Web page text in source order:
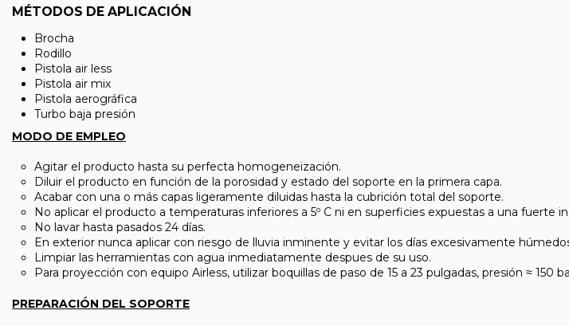
MÉTODOS DE APLICACIÓN
Brocha
Rodillo
Pistola air less
Pistola air mix
Pistola aerográfica
Turbo baja presión
MODO DE EMPLEO
Agitar el producto hasta su perfecta homogeneización.
Diluir el producto en función de la porosidad y estado del soporte en la primera capa.
Acabar con una o más capas ligeramente diluidas hasta la cubrición total del soporte.
No aplicar el producto a temperaturas inferiores a 5º C ni en superficies expuestas a una fuerte
No lavar hasta pasados 24 días.
En exterior nunca aplicar con riesgo de lluvia inminente y evitar los días excesivamente
Limpiar las herramientas con agua inmediatamente despues de su uso.
Para proyección con equipo Airless, utilizar boquillas de paso de 15 a 23 pulgadas, presión ≈ 150
PREPARACIÓN DEL SOPORTE